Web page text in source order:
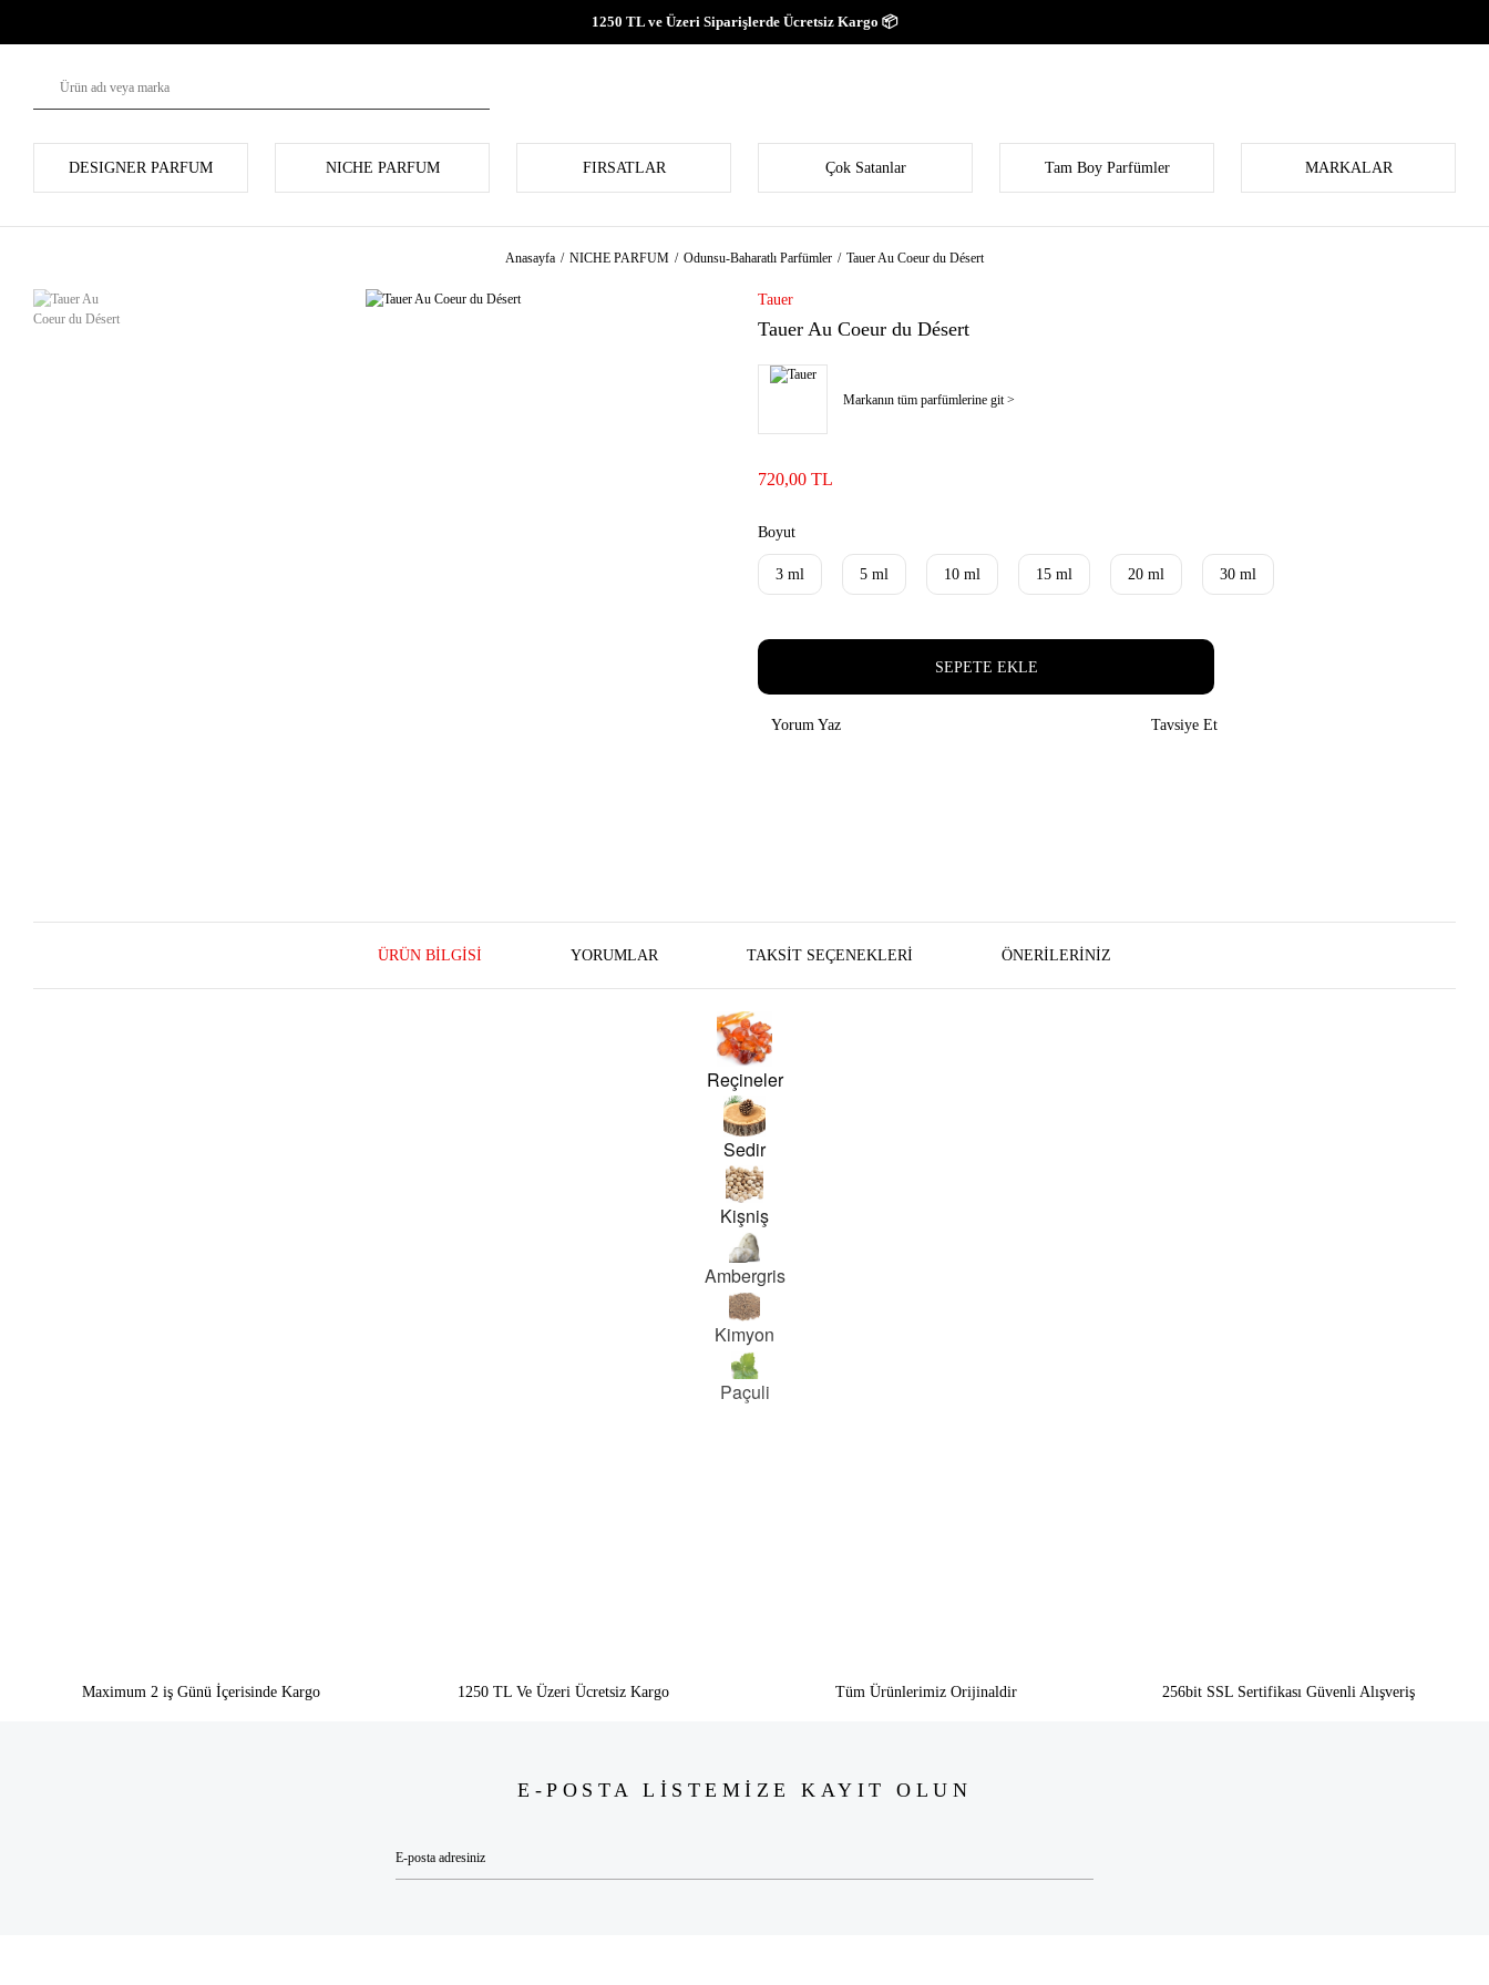
1250 TL ve Üzeri Siparişlerde Ücretsiz Kargo 📦
DESIGNER PARFUM NICHE PARFUM FIRSATLAR Çok Satanlar Tam Boy Parfümler MARKALAR
Anasayfa NICHE PARFUM Odunsu-Baharatlı Parfümler Tauer Au Coeur du Désert
Tauer
Tauer Au Coeur du Désert
Markanın tüm parfümlerine git >
720,00 TL
Boyut
3 ml 5 ml 10 ml 15 ml 20 ml 30 ml
SEPETE EKLE
Yorum Yaz Tavsiye Et
ÜRÜN BILGISI YORUMLAR TAKSIT SEÇENEKLERI ÖNERILERINIZ
Reçineler
Sedir
Kişniş
Ambergris
Kimyon
Paçuli
Maximum 2 iş Günü İçerisinde Kargo 1250 TL Ve Üzeri Ücretsiz Kargo Tüm Ürünlerimiz Orijinaldir 256bit SSL Sertifikası Güvenli Alışveriş
E-POSTA LİSTEMİZE KAYIT OLUN